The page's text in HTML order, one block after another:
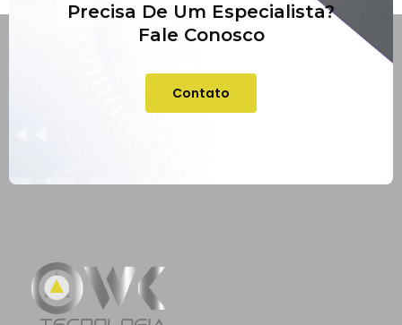
Precisa De Um Especialista?
Fale Conosco
Contato